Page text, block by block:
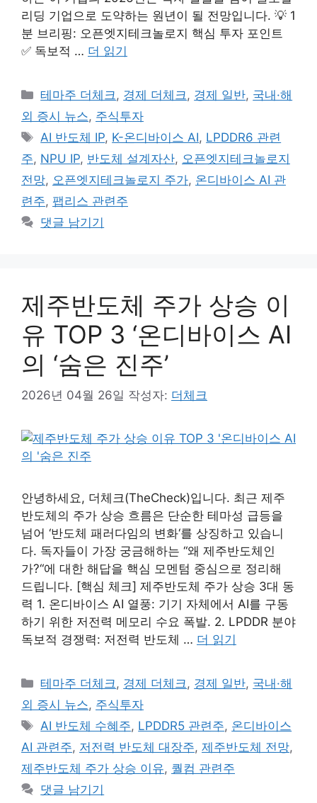
리딩 기업으로 도약하는 원년이 될 전망입니다. 💡 1
분 브리핑: 오픈엣지테크놀로지 핵심 투자 포인트
✅ 독보적 … 더 읽기
카
테
고
리
테마주 더체크 , 경제 더체크 , 경제 일반, 국내·해
외 증시 뉴스, 주식투자
태
그
AI 반도체 IP, K-온디바이스 AI, LPDDR6 관련
주, NPU IP, 반도체 설계자산, 오픈엣지테크놀로지
전망, 오픈엣지테크놀로지 주가, 온디바이스 AI 관
련주, 팹리스 관련주
댓글 남기기
제주반도체 주가 상승 이
유 TOP 3 ‘온디바이스 AI
의 ‘숨은 진주’
2026년 04월 26일 작성자: 더체크
안녕하세요, 더체크(TheCheck)입니다. 최근 제주
반도체의 주가 상승 흐름은 단순한 테마성 급등을
넘어 ‘반도체 패러다임의 변화‘를 상징하고 있습니
다. 독자들이 가장 궁금해하는 “왜 제주반도체인
가?“에 대한 해답을 핵심 모멘텀 중심으로 정리해
드립니다. [핵심 체크] 제주반도체 주가 상승 3대 동
력 1. 온디바이스 AI 열풍: 기기 자체에서 AI를 구동
하기 위한 저전력 메모리 수요 폭발. 2. LPDDR 분야
독보적 경쟁력: 저전력 반도체 … 더 읽기
카
테
리
테마주 더체크, 경제 더체크, 경제 일반, 국내·해
외 증시 뉴스, 주식투자
태
그
AI 반도체 수혜주, LPDDR5 관련주, 온디바이스
AI 관련주, 저전력 반도체 대장주, 제주반도체 전망,
제주반도체 주가 상승 이유, 퀄컴 관련주
댓글 남기기